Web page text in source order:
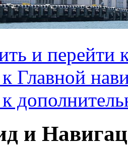
и перейти
Главной
и